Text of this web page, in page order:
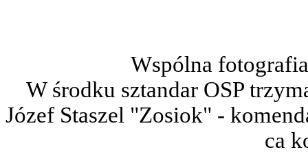
Wspólna
W środku sztandar OSP
Józef Staszel "Zosiok" -
ca